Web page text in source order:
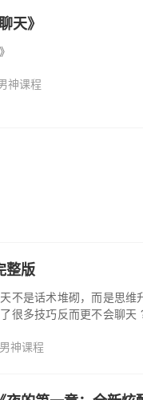
天》
神课程
整版
天不是话术堆砌，而是思
很多技巧反而更不会聊
男神课程